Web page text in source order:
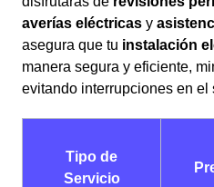
averías eléctricas y
asegura que tu instalación
manera segura y eficiente,
evitando interrupciones en el
Tipo de
Servicio